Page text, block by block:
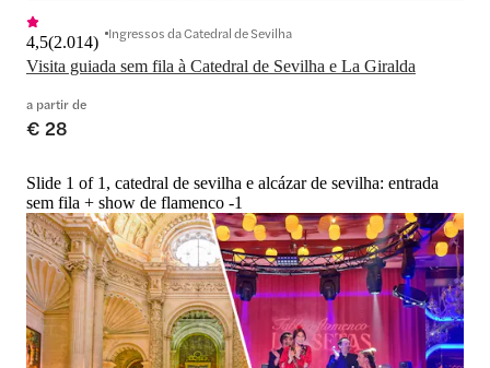
Visita guiada sem fila à Catedral de Sevilha e La Giralda
4,5(2.014) Ingressos da Catedral de Sevilha
a partir de
€ 28
Slide 1 of 1, catedral de sevilha e alcázar de sevilha: entrada
sem fila + show de flamenco -1